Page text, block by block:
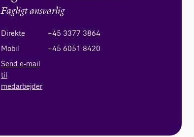
Fagligt ansvarlig
Direkte
+45 3377 3864
Mobil
+45 6051 8420
Send e-mail
til
medarbejder